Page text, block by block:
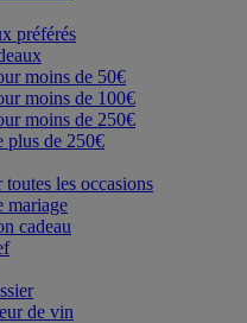
préférés
moins de 50€
moins de 100€
moins de 250€
plus de 250€
les occasions
mariage
cadeau
de vin